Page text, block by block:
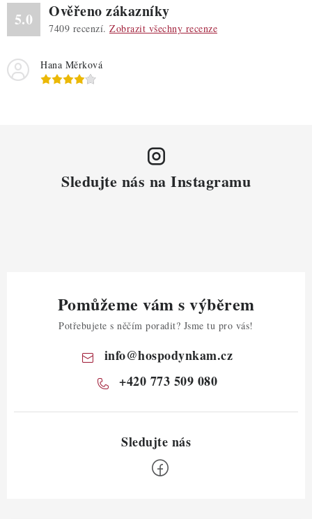
5.0 Ověřeno zákazníky
7409 recenzí. Zobrazit všechny recenze
Hana Měrková
Sledujte nás na Instagramu
Pomůžeme vám s výběrem
Potřebujete s něčím poradit? Jsme tu pro vás!
info@hospodynkam.cz
+420 773 509 080